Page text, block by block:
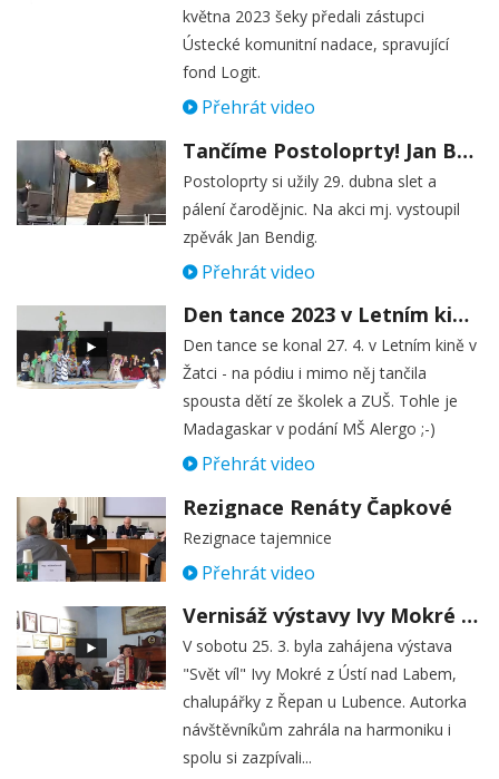
května 2023 šeky předali zástupci
Ústecké komunitní nadace, spravující
fond Logit.
Přehrát video
Tančíme Postoloprty! Jan Bendig rozproudil početné publikum!
Postoloprty si užily 29. dubna slet a
pálení čarodějnic. Na akci mj. vystoupil
zpěvák Jan Bendig.
Přehrát video
Den tance 2023 v Letním kině v Žatci
Den tance se konal 27. 4. v Letním kině v
Žatci - na pódiu i mimo něj tančila
spousta dětí ze školek a ZUŠ. Tohle je
Madagaskar v podání MŠ Alergo ;-)
Přehrát video
Rezignace Renáty Čapkové
Rezignace tajemnice
Přehrát video
Vernisáž výstavy Ivy Mokré v Mederově domě d Žatci
V sobotu 25. 3. byla zahájena výstava
"Svět víl" Ivy Mokré z Ústí nad Labem,
chalupářky z Řepan u Lubence. Autorka
návštěvníkům zahrála na harmoniku i
spolu si zazpívali...